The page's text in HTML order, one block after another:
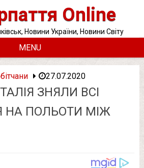
Online
Новини України, Новини Світу
MENU
27.07.2020
ЗНЯЛИ ВСІ
ПОЛЬОТИ МІЖ